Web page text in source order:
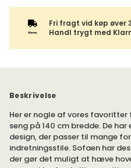
Fri fragt vid køp øver
Handl trygt med
Beskrivelse
Her er nogle af vores favoritter
seng på 140 cm bredde. De
design, der passer til mange
indretningsstile. Sofaen har
der gør det muligt at hæve